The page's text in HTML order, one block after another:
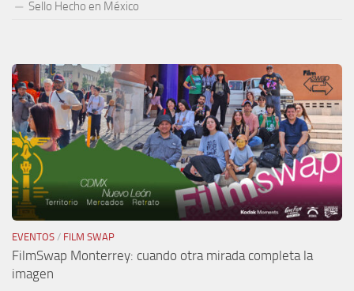
Sello Hecho en México
EVENTOS / FILM SWAP
FilmSwap Monterrey: cuando otra mirada completa la
imagen